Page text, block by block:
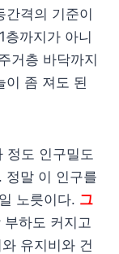
간격의 기준이
까지가 아니
거층 바닥까지
이 좀 져도 된
정도 인구밀도
정말 이 인구를
노릇이다. 그
부하도 커지고
유지비와 건